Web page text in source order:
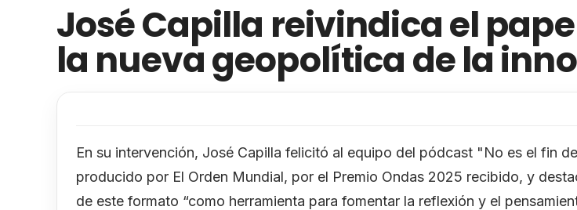
José Capilla reivindica el
la nueva geopolítica de la
En su intervención, José Capilla felicitó al equipo del pódcast "No es el fin
producido por El Orden Mundial, por el Premio Ondas 2025 recibido, y
de este formato “como herramienta para fomentar la reflexión y el